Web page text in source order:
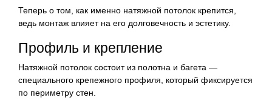
Теперь о том, как именно натяжной потолок крепится,
ведь монтаж влияет на его долговечность и эстетику.
Профиль и крепление
Натяжной потолок состоит из полотна и багета —
специального крепежного профиля, который фиксируется
по периметру стен.